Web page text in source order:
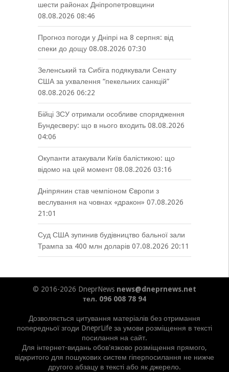
шести районах Дніпропетровщини
08.08.2026 08:46
Прогноз погоди у Дніпрі на 8 серпня: від
спеки до дощу 08.08.2026 07:30
Зеленський та Сибіга подякували Сенату
США за ухвалення “пекельних санкцій”
08.08.2026 06:22
Бійці ЗСУ отримали особливе спорядження
Бундесверу: що в нього входить 08.08.2026
04:06
Окупанти атакували Київ балістикою: що
відомо на цей момент 08.08.2026 03:16
Дніпрянин став чемпіоном Європи з
веслування на човнах «дракон» 07.08.2026
21:01
Суд США зупинив будівництво бальної зали
Трампа за 400 млн доларів 07.08.2026 20:11
© 2016-2026 DneprNews news@dneprnews.net
тел. 096 008 78 94
Дозволяється цитування матеріалів без отримання
попередньої згоди DneprLife за умови розміщення в тексті
посилання на сайт.
Для інтернет-видань обов'язково розміщення прямого,
відкритого для пошукових систем гіперпосилання не нижче
другого абзацу в тексті або як джерело.